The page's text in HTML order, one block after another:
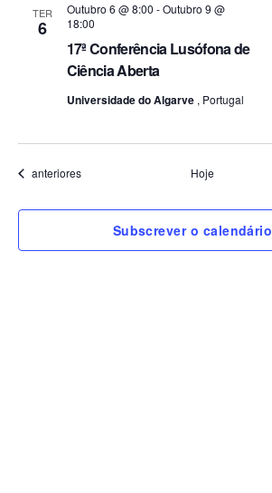
TER
6
17ª Conferência Lusófona de
Ciência Aberta
Outubro 6 @ 8:00 -Outubro 9 @
18:00
Universidade do Algarve , Portugal
Eventos
anteriores Hoje
Subscrever o calendário